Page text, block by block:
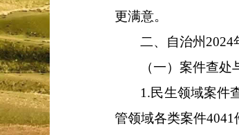
更满意。
二、 自治州 2024
（一）案件查
1.民生领域案件
管领域各类案件4041